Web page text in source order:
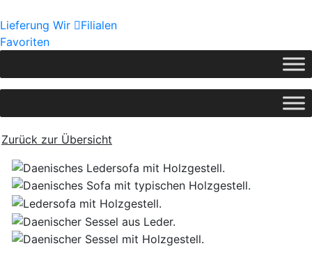
Lieferung Wir
Filialen
Favoriten
Zurück zur Übersicht